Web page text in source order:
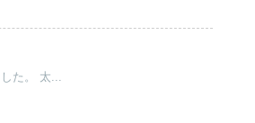
た。 太...